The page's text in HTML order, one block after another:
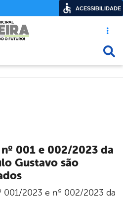
Acesso
001 e 002/2023 da
Gustavo são
001/2023 e nº 002/2023 da
ACESSIBILIDADE